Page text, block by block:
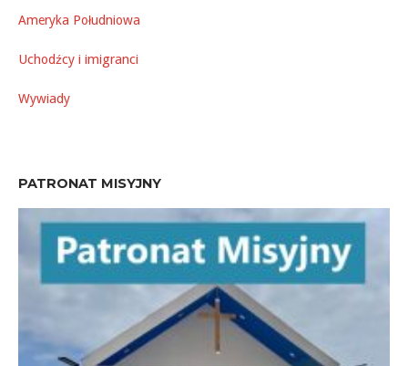
Ameryka Południowa
Uchodźcy i imigranci
Wywiady
PATRONAT MISYJNY